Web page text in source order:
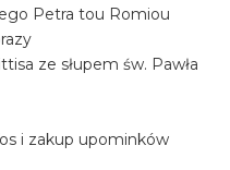
Petra tou Romiou
ze słupem św. Pawła
i zakup upominków